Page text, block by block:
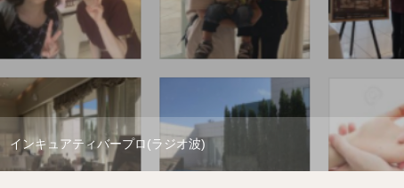
インキュアティバープロ(ラジオ波)